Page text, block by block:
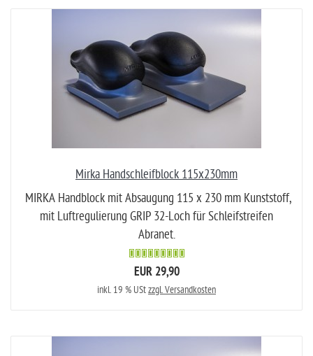
Mirka Handschleifblock 115x230mm
MIRKA Handblock mit Absaugung 115 x 230 mm Kunststoff,
mit Luftregulierung GRIP 32-Loch für Schleifstreifen
Abranet.
EUR 29,90
inkl. 19 % UStzzgl. Versandkosten